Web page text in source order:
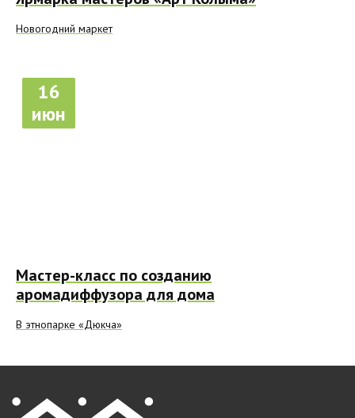
Новогодний маркет
16
июн
Мастер-класс по созданию
аромадиффузора для дома
В этнопарке «Дюкча»